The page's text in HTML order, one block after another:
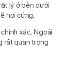
lý ở bên dưới
hơi cứng.
xác. Ngoài
rất quan trọng